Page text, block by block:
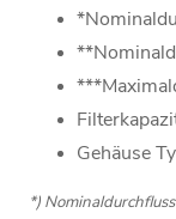
Gehäuse
*)